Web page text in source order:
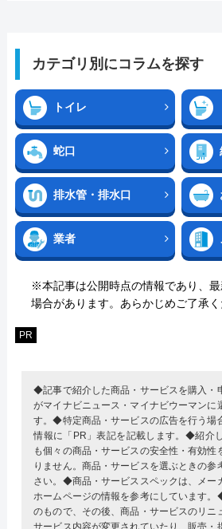
カテゴリ別にコラムを探す
トイレ
蛇口
排水管・排水口
業者
※本記事は公開時点の情報であり、
場合があります。あらかじめご了承く
PR
◆記事で紹介した商品・サービスを購入・
がマイナビニュース・マイナビウーマンに
す。◆特定商品・サービスの広告を行う場
情報に「PR」表記を記載します。◆紹介
も個々の商品・サービスの安全性・有効性
りません。商品・サービスを選ぶときの参
さい。◆商品・サービススペックは、メー
ホームページの情報を参考にしています
のもので、その後、商品・サービスのリニ
サービス内容が変更されていたり、販売・